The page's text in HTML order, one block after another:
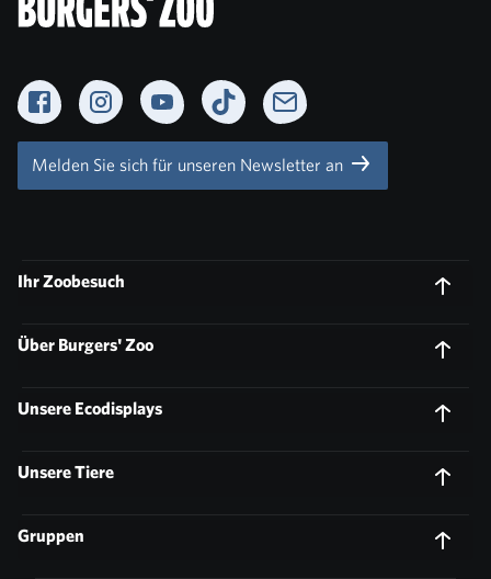
FacebookInstagramYouTubeTikTok Newsletter
Melden Sie sich für unseren Newsletter an
Ihr Zoobesuch
Über Burgers' Zoo
Unsere Ecodisplays
Unsere Tiere
Gruppen